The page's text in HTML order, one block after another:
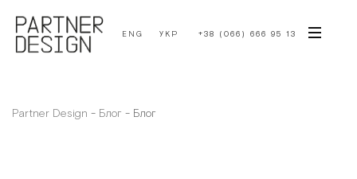
+38 (066) 666 95 13
ENG УКР
Partner Design - Блог - Блог